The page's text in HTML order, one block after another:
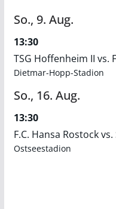
So., 9. Aug.
13:30
TSG Hoffenheim II vs.
Dietmar-Hopp-Stadion
So., 16. Aug.
13:30
F.C. Hansa Rostock
Ostseestadion